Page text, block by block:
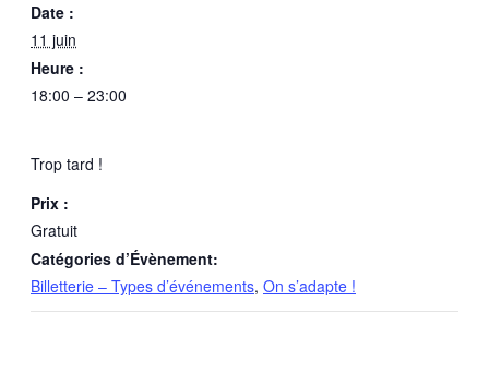
Date :
11 juin
Heure :
18:00 – 23:00
Trop tard !
Prix :
Gratuit
Catégories d’Évènement:
Billetterie – Types d’événements, On s’adapte !